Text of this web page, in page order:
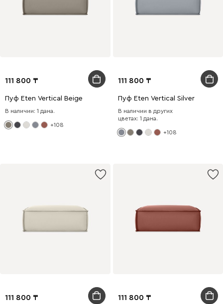
111 800
Пуф Eten Vertical Beige
В наличии: 1 дана.
+108
111 800
Пуф Eten Vertical Silver
В наличии в других
цветах: 1 дана.
+108
111 800 111 800